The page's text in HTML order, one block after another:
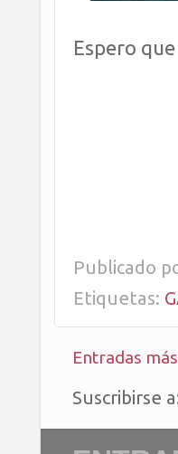
Espero
Publicado
Etiquetas:
Entradas
Suscribirse